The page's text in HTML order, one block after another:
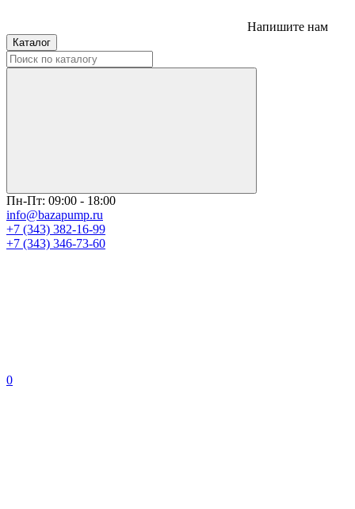
Напишите нам
Каталог
Пн-Пт: 09:00 - 18:00
info@bazapump.ru
+7 (343) 382-16-99
+7 (343) 346-73-‬60
0